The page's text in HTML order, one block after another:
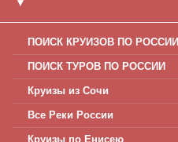
ПОИСК КРУИЗОВ ПО РОССИИ
ПОИСК ТУРОВ ПО РОССИИ
Круизы из Сочи
Все Реки России
Круизы по Енисею